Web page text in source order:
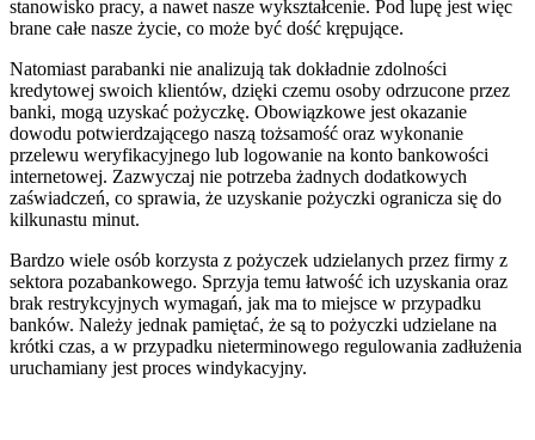
stanowisko pracy, a nawet nasze wykształcenie. Pod lupę jest więc
brane całe nasze życie, co może być dość krępujące.
Natomiast parabanki nie analizują tak dokładnie zdolności
kredytowej swoich klientów, dzięki czemu osoby odrzucone przez
banki, mogą uzyskać pożyczkę. Obowiązkowe jest okazanie
dowodu potwierdzającego naszą tożsamość oraz wykonanie
przelewu weryfikacyjnego lub logowanie na konto bankowości
internetowej. Zazwyczaj nie potrzeba żadnych dodatkowych
zaświadczeń, co sprawia, że uzyskanie pożyczki ogranicza się do
kilkunastu minut.
Bardzo wiele osób korzysta z pożyczek udzielanych przez firmy z
sektora pozabankowego. Sprzyja temu łatwość ich uzyskania oraz
brak restrykcyjnych wymagań, jak ma to miejsce w przypadku
banków. Należy jednak pamiętać, że są to pożyczki udzielane na
krótki czas, a w przypadku nieterminowego regulowania zadłużenia
uruchamiany jest proces windykacyjny.